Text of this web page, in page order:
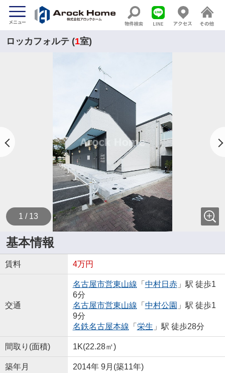
ロッカフォルテ (1室)
1 / 13
基本情報
賃料 4万円
交通
名古屋市営東山線 「 中村日赤」駅 徒歩1
6分
名古屋市営東山線 「 中村公園 」駅 徒歩1
9分
名鉄名古屋本線 「 栄生 」駅 徒歩28分
間取り(面積) 1K(22.28㎡)
築年月 2014年 9月(築11年)